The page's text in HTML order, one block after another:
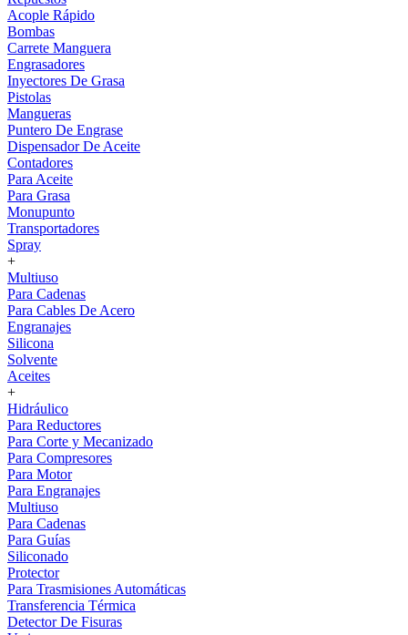
Acople Rápido
Bombas
Carrete Manguera
Engrasadores
Inyectores De Grasa
Pistolas
Mangueras
Puntero De Engrase
Dispensador De Aceite
Contadores
Para Aceite
Para Grasa
Monupunto
Transportadores
Spray
+
Multiuso
Para Cadenas
Para Cables De Acero
Engranajes
Silicona
Solvente
Aceites
+
Hidráulico
Para Reductores
Para Corte y Mecanizado
Para Compresores
Para Motor
Para Engranajes
Multiuso
Para Cadenas
Para Guías
Siliconado
Protector
Para Trasmisiones Automáticas
Transferencia Térmica
Detector De Fisuras